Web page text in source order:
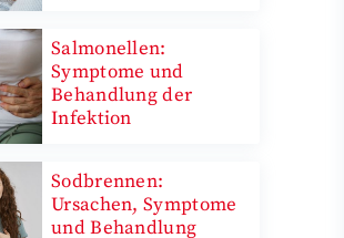
Salmonellen:
Symptome und
Behandlung der
Infektion
Sodbrennen:
Ursachen, Symptome
und Behandlung